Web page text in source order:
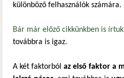
különböző felhasználók számára.
Bár már előző cikkünkben is írtuk
továbbra is igaz.
A két faktorból az első faktor a